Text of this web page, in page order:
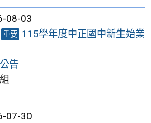
08-03
重要 115學年度中正國中新生始業
告
07-30